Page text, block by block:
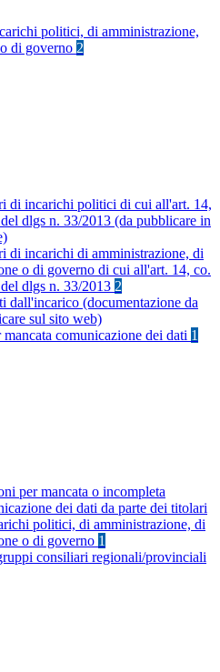
politici, di amministrazione,
di governo 2
di incarichi politici di cui all'art. 14,
dlgs n. 33/2013 (da pubblicare in
di incarichi di amministrazione, di
o di governo di cui all'art. 14, co.
dlgs n. 33/2013 2
dall'incarico (documentazione da
sul sito web)
mancata comunicazione dei dati 1
per mancata o incompleta
dei dati da parte dei titolari
politici, di amministrazione, di
o di governo 1
consiliari regionali/provinciali